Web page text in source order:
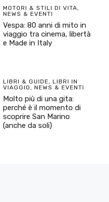
MOTORI & STILI DI VITA,
NEWS & EVENTI
Vespa: 80 anni di mito in
viaggio tra cinema, libertà
e Made in Italy
LIBRI & GUIDE, LIBRI IN
VIAGGIO , NEWS & EVENTI
Molto più di una gita:
perché è il momento di
scoprire San Marino
(anche da soli)